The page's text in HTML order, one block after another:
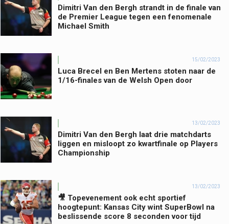
Dimitri Van den Bergh strandt in de finale van
de Premier League tegen een fenomenale
Michael Smith
15/02/2023
Luca Brecel en Ben Mertens stoten naar de
1/16-finales van de Welsh Open door
13/02/2023
Dimitri Van den Bergh laat drie matchdarts
liggen en misloopt zo kwartfinale op Players
Championship
13/02/2023
🎥 Topevenement ook echt sportief
hoogtepunt: Kansas City wint SuperBowl na
beslissende score 8 seconden voor tijd